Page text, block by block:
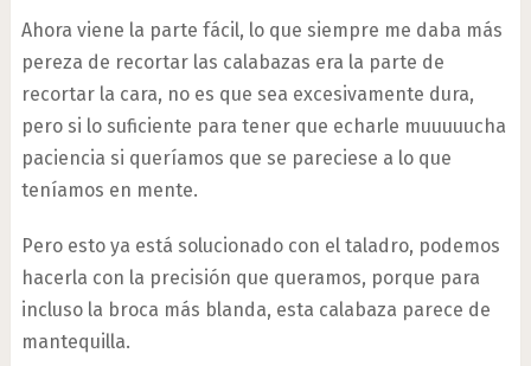
Ahora viene la parte fácil, lo que siempre me daba más
pereza de recortar las calabazas era la parte de
recortar la cara, no es que sea excesivamente dura,
pero si lo suficiente para tener que echarle muuuuucha
paciencia si queríamos que se pareciese a lo que
teníamos en mente.
Pero esto ya está solucionado con el taladro, podemos
hacerla con la precisión que queramos, porque para
incluso la broca más blanda, esta calabaza parece de
mantequilla.